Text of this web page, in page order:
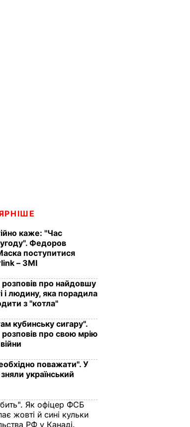
каже: "Час
Федоров
поступитися
– ЗМІ
про найдовшу
і людину, яка порадила
з "котла"
кубинську сигару".
про свою мрію
поважати". У
український
Як офіцер ФСБ
жовті й сині кульки
РФ у Канаді.